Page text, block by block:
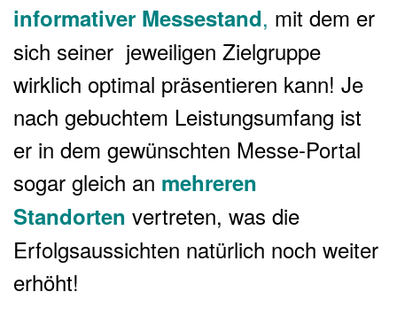
informativer Messestand, mit dem er
sich seiner jeweiligen Zielgruppe
wirklich optimal präsentieren kann! Je
nach gebuchtem Leistungsumfang ist
er in dem gewünschten Messe-Portal
sogar gleich an mehreren
Standorten vertreten, was die
Erfolgsaussichten natürlich noch weiter
erhöht!